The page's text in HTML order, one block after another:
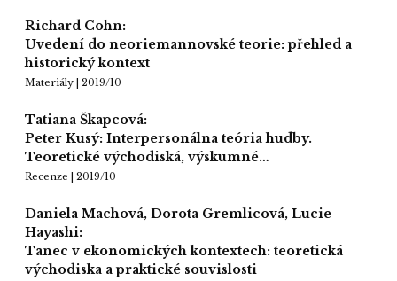
Richard Cohn:
Uvedení do neoriemannovské teorie: přehled a
historický kontext
Materiály | 2019/10
Tatiana Škapcová:
Peter Kusý: Interpersonálna teória hudby.
Teoretické východiská, výskumné…
Recenze | 2019/10
Daniela Machová, Dorota Gremlicová, Lucie
Hayashi:
Tanec v ekonomických kontextech: teoretická
východiska a praktické souvislosti